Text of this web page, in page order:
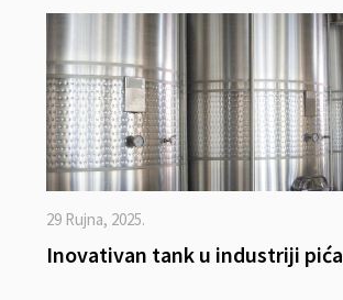
29 Rujna, 2025.
Inovativan tank u industriji pića